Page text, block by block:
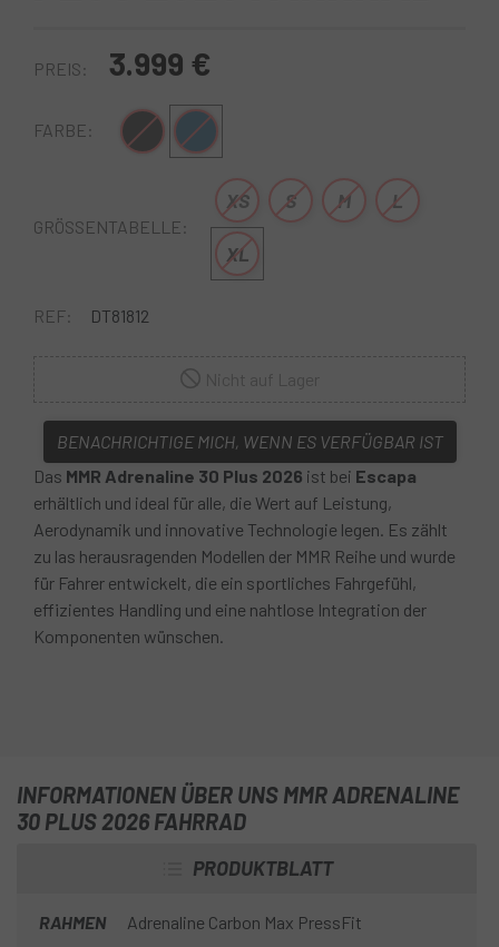
PREIS: 3.999 €
FARBE: SchwarzBlau grau
GRÖSSENTABELLE:
XS S M L
XL
REF: DT81812
BENACHRICHTIGE MICH, WENN ES VERFÜGBAR IST
Das MMR Adrenaline 30 Plus 2026 ist bei Escapa
erhältlich und ideal für alle, die Wert auf Leistung,
Aerodynamik und innovative Technologie legen. Es zählt
zu las herausragenden Modellen der MMR Reihe und wurde
für Fahrer entwickelt, die ein sportliches Fahrgefühl,
effizientes Handling und eine nahtlose Integration der
Komponenten wünschen.
INFORMATIONEN ÜBER UNS MMR ADRENALINE
30 PLUS 2026 FAHRRAD
PRODUKTBLATT
RAHMEN Adrenaline Carbon Max PressFit